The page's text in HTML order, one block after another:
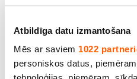
Atbildīga datu izmantošana
Mēs ar saviem 1022
personiskos datus,